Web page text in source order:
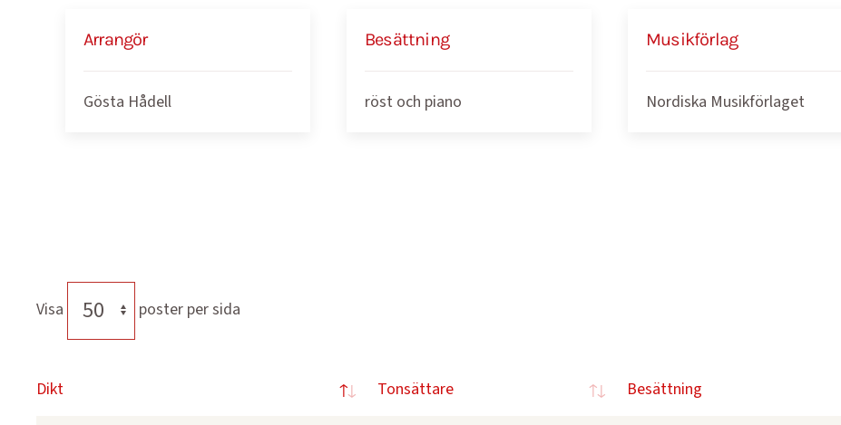
Arrangör
Gösta Hådell
Besättning
röst och piano
Musikförlag
Nordiska Musikförlaget
Visa poster per sida
Dikt Tonsättare Besättning